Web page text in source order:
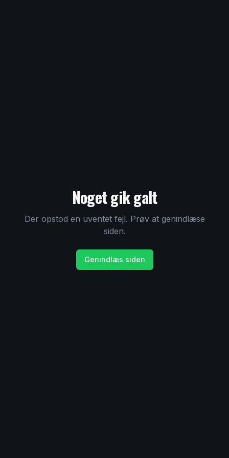
Noget gik galt
Der opstod en uventet fejl. Prøv at genindlæse
siden.
Genindlæs siden